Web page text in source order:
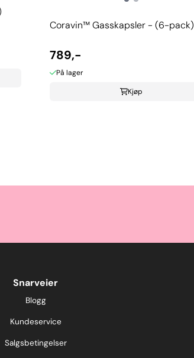
Coravin™ Gasskapsler - (6-pack)
789,-
På lager
Kjøp
Snarveier
Blogg
Kundeservice
Salgsbetingelser